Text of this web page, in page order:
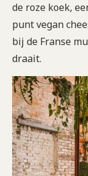
de roze koek,
punt vegan
bij de Franse
draait.